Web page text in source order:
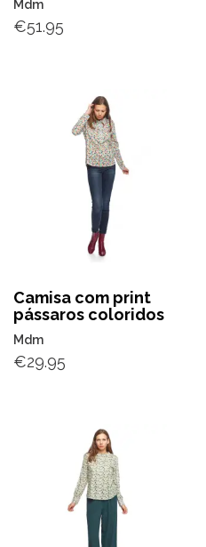
Mdm
€51.95
Camisa com print
pássaros coloridos
Mdm
€29.95